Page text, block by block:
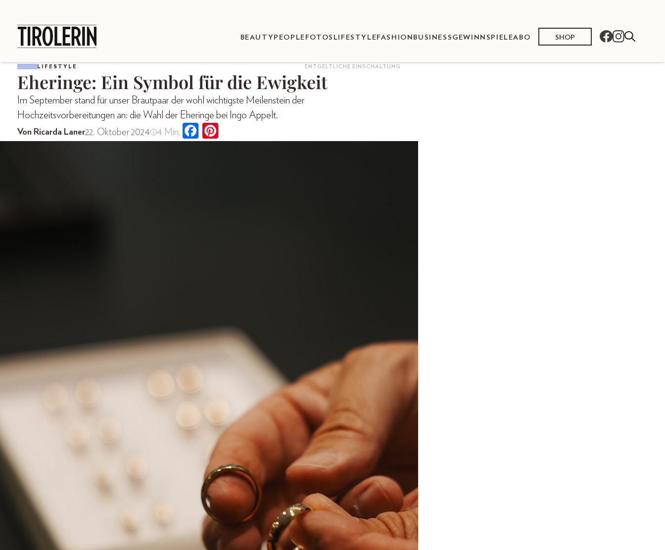
BEAUTY PEOPLE FOTOS LIFESTYLE FASHION BUSINESS GEWINNSPIELEABO SHOP
LIFESTYLE ENTGELTLICHE EINSCHALTUNG
Eheringe: Ein Symbol für die Ewigkeit
Im September stand für unser Brautpaar der wohl wichtigste Meilenstein der
Hochzeitsvorbereitungen an: die Wahl der Eheringe bei Ingo Appelt.
Von Ricarda Laner22. Oktober 2024 4 Min.